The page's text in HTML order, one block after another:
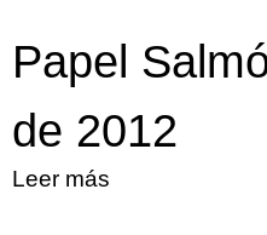
Papel
de 2012
Leer más